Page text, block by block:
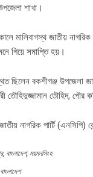
শাখা।
মালিবাগস্থ জাতীয়
গিয়ে সমাপ্তি হয়।
ছিলেন বকশীগঞ্জ উপজেলা
তৌহিদুজ্জামান তৌহিদ,
নাগরিক পার্টি (এনসিপি)
, বাংলাদেশ, ময়মনসিংহ
বাংলাদেশ